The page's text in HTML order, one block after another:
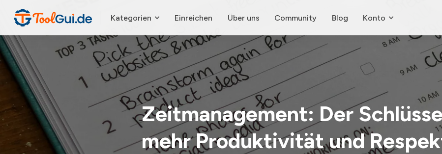
Kategorien Einreichen Über uns Community Blog Konto
Zeitmanagement: Der
mehr Produktivität und